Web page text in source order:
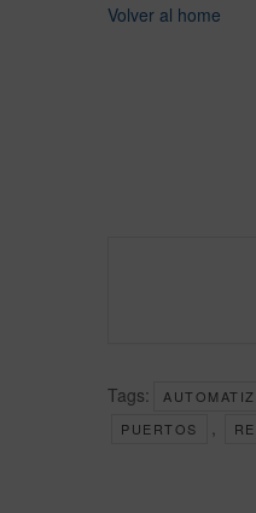
Volver al home
Tags:
PUERTOS